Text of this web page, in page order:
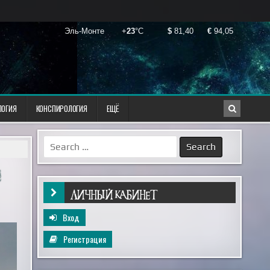
КОНСПИРОЛОГИЯ ЕЩЁ
Search
for:
ЛИЧНЫЙ КАБИНЕТ
Вход
Регистрация